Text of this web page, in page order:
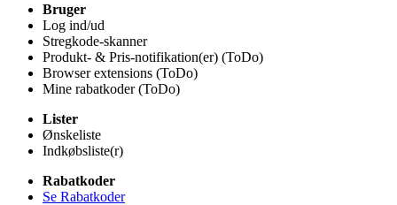
Bruger
Log ind/ud
Stregkode-skanner
Produkt- & Pris-notifikation(er) (ToDo)
Browser extensions (ToDo)
Mine rabatkoder (ToDo)
Lister
Ønskeliste
Indkøbsliste(r)
Rabatkoder
Se Rabatkoder